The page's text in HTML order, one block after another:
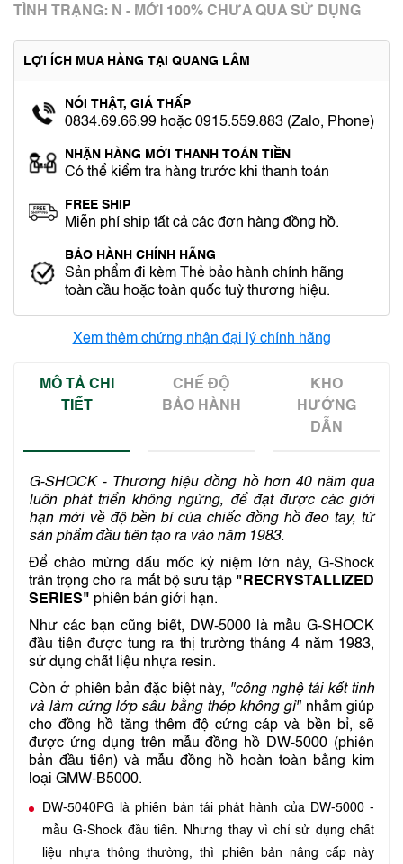
TÌNH TRẠNG: N - MỚI 100% CHƯA QUA SỬ DỤNG
LỢI ÍCH MUA HÀNG TẠI QUANG LÂM
NÓI THẬT, GIÁ THẤP
0834.69.66.99 hoặc 0915.559.883 (Zalo, Phone)
NHẬN HÀNG MỚI THANH TOÁN TIỀN
Có thể kiểm tra hàng trước khi thanh toán
FREE SHIP
Miễn phí ship tất cả các đơn hàng đồng hồ.
BẢO HÀNH CHÍNH HÃNG
Sản phẩm đi kèm Thẻ bảo hành chính hãng
toàn cầu hoặc toàn quốc tuỳ thương hiệu.
Xem thêm chứng nhận đại lý chính hãng
MÔ TẢ CHI
TIẾT
CHẾ ĐỘ
BẢO HÀNH
KHO
HƯỚNG
DẪN
G-SHOCK - Thương hiệu đồng hồ hơn 40 năm qua
luôn phát triển không ngừng, để đạt được các giới
hạn mới về độ bền bỉ của chiếc đồng hồ đeo tay, từ
sản phẩm đầu tiên tạo ra vào năm 1983.
Để chào mừng dấu mốc kỷ niệm lớn này, G-Shock
trân trọng cho ra mắt bộ sưu tập "RECRYSTALLIZED
SERIES" phiên bản giới hạn.
Như các bạn cũng biết, DW-5000 là mẫu G-SHOCK
đầu tiên được tung ra thị trường tháng 4 năm 1983,
sử dụng chất liệu nhựa resin.
Còn ở phiên bản đặc biệt này, "công nghệ tái kết tinh
và làm cứng lớp sâu bằng thép không gỉ"nhằm giúp
cho đồng hồ tăng thêm độ cứng cáp và bền bỉ, sẽ
được ứng dụng trên mẫu đồng hồ DW-5000 (phiên
bản đầu tiên) và mẫu đồng hồ hoàn toàn bằng kim
loại GMW-B5000.
DW-5040PG là phiên bản tái phát hành của DW-5000 -
mẫu G-Shock đầu tiên. Nhưng thay vì chỉ sử dụng chất
liệu nhựa thông thường, thì phiên bản nâng cấp này